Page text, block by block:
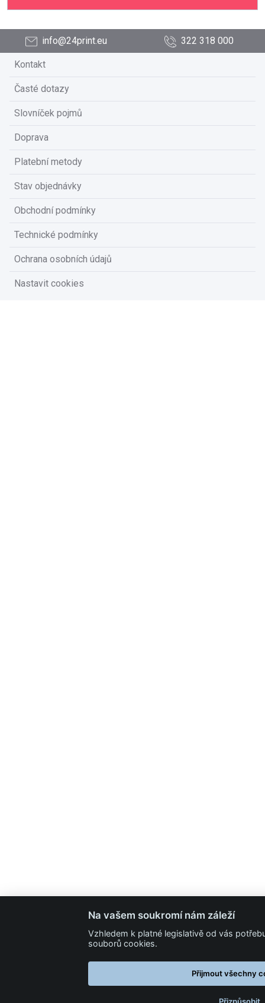
info@24print.eu 322 318 000
Kontakt
Časté dotazy
Slovníček pojmů
Doprava
Platební metody
Stav objednávky
Obchodní podmínky
Technické podmínky
Ochrana osobních údajů
Nastavit cookies